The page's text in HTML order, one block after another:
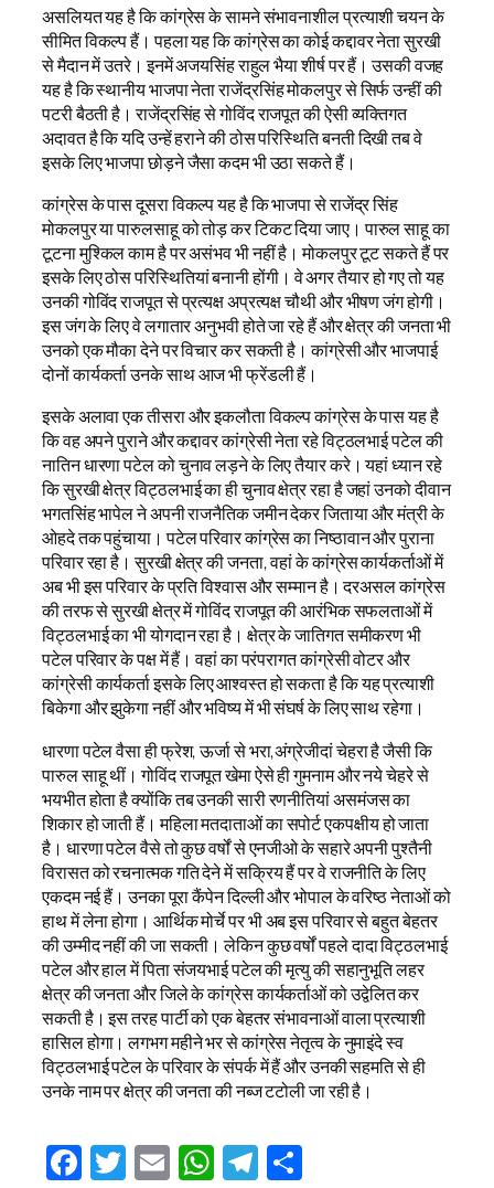
असलियत यह है कि कांग्रेस के सामने संभावनाशील प्रत्याशी चयन के
सीमित विकल्प हैं। पहला यह कि कांग्रेस का कोई कद्दावर नेता सुरखी
से मैदान में उतरे। इनमें अजयसिंह राहुल भैया शीर्ष पर हैं। उसकी वजह
यह है कि स्थानीय भाजपा नेता राजेंद्रसिंह मोकलपुर से सिर्फ उन्हीं की
पटरी बैठती है। राजेंद्रसिंह से गोविंद राजपूत की ऐसी व्यक्तिगत
अदावत है कि यदि उन्हें हराने की ठोस परिस्थिति बनती दिखी तब वे
इसके लिए भाजपा छोड़ने जैसा कदम भी उठा सकते हैं।
कांग्रेस के पास दूसरा विकल्प यह है कि भाजपा से राजेंद्र सिंह
मोकलपुर या पारुलसाहू को तोड़ कर टिकट दिया जाए। पारुल साहू का
टूटना मुश्किल काम है पर असंभव भी नहीं है। मोकलपुर टूट सकते हैं पर
इसके लिए ठोस परिस्थितियां बनानी होंगी। वे अगर तैयार हो गए तो यह
उनकी गोविंद राजपूत से प्रत्यक्ष अप्रत्यक्ष चौथी और भीषण जंग होगी।
इस जंग के लिए वे लगातार अनुभवी होते जा रहे हैं और क्षेत्र की जनता भी
उनको एक मौका देने पर विचार कर सकती है। कांग्रेसी और भाजपाई
दोनों कार्यकर्ता उनके साथ आज भी फ्रेंडली हैं।
इसके अलावा एक तीसरा और इकलौता विकल्प कांग्रेस के पास यह है
कि वह अपने पुराने और कद्दावर कांग्रेसी नेता रहे विट्ठलभाई पटेल की
नातिन धारणा पटेल को चुनाव लड़ने के लिए तैयार करे। यहां ध्यान रहे
कि सुरखी क्षेत्र विट्ठलभाई का ही चुनाव क्षेत्र रहा है जहां उनको दीवान
भगतसिंह भापेल ने अपनी राजनैतिक जमीन देकर जिताया और मंत्री के
ओहदे तक पहुंचाया। पटेल परिवार कांग्रेस का निष्ठावान और पुराना
परिवार रहा है। सुरखी क्षेत्र की जनता, वहां के कांग्रेस कार्यकर्ताओं में
अब भी इस परिवार के प्रति विश्वास और सम्मान है। दरअसल कांग्रेस
की तरफ से सुरखी क्षेत्र में गोविंद राजपूत की आरंभिक सफलताओं में
विट्ठलभाई का भी योगदान रहा है। क्षेत्र के जातिगत समीकरण भी
पटेल परिवार के पक्ष में हैं। वहां का परंपरागत कांग्रेसी वोटर और
कांग्रेसी कार्यकर्ता इसके लिए आश्वस्त हो सकता है कि यह प्रत्याशी
बिकेगा और झुकेगा नहीं और भविष्य में भी संघर्ष के लिए साथ रहेगा।
धारणा पटेल वैसा ही फ्रेश, ऊर्जा से भरा,अंग्रेजीदां चेहरा है जैसी कि
पारुल साहू थीं। गोविंद राजपूत खेमा ऐसे ही गुमनाम और नये चेहरे से
भयभीत होता है क्योंकि तब उनकी सारी रणनीतियां असमंजस का
शिकार हो जाती हैं। महिला मतदाताओं का सपोर्ट एकपक्षीय हो जाता
है। धारणा पटेल वैसे तो कुछ वर्षों से एनजीओ के सहारे अपनी पुश्तैनी
विरासत को रचनात्मक गति देने में सक्रिय हैं पर वे राजनीति के लिए
एकदम नई हैं। उनका पूरा कैंपेन दिल्ली और भोपाल के वरिष्ठ नेताओं को
हाथ में लेना होगा। आर्थिक मोर्चे पर भी अब इस परिवार से बहुत बेहतर
की उम्मीद नहीं की जा सकती। लेकिन कुछ वर्षों पहले दादा विट्ठलभाई
पटेल और हाल में पिता संजयभाई पटेल की मृत्यु की सहानुभूति लहर
क्षेत्र की जनता और जिले के कांग्रेस कार्यकर्ताओं को उद्वेलित कर
सकती है। इस तरह पार्टी को एक बेहतर संभावनाओं वाला प्रत्याशी
हासिल होगा। लगभग महीने भर से कांग्रेस नेतृत्व के नुमाइंदे स्व
विट्ठलभाई पटेल के परिवार के संपर्क में हैं और उनकी सहमति से ही
उनके नाम पर क्षेत्र की जनता की नब्ज टटोली जा रही है।
Facebook
Twitter
EmailWhatsApp
Telegram